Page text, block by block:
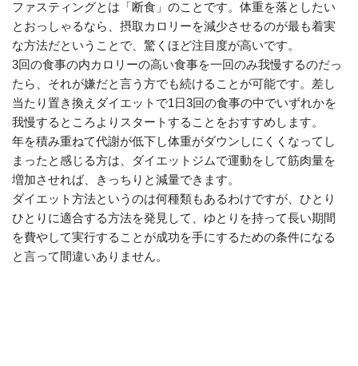
ファスティングとは「断食」のことです。体重を落としたい
とおっしゃるなら、摂取カロリーを減少させるのが最も着実
な方法だということで、驚くほど注目度が高いです。
3回の食事の内カロリーの高い食事を一回のみ我慢するのだっ
たら、それが嫌だと言う方でも続けることが可能です。差し
当たり置き換えダイエットで1日3回の食事の中でいずれかを
我慢するところよりスタートすることをおすすめします。
年を積み重ねて代謝が低下し体重がダウンしにくくなってし
まったと感じる方は、ダイエットジムで運動をして筋肉量を
増加させれば、きっちりと減量できます。
ダイエット方法というのは何種類もあるわけですが、ひとり
ひとりに適合する方法を発見して、ゆとりを持って長い期間
を費やして実行することが成功を手にするための条件になる
と言って間違いありません。